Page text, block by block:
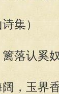
集）
落认奚
，玉界